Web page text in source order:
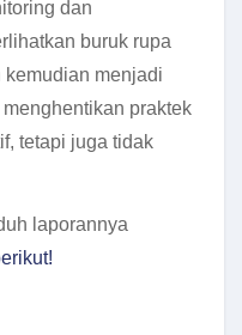
dan
buruk rupa
kemudian menjadi
praktek
tetapi juga tidak
laporannya